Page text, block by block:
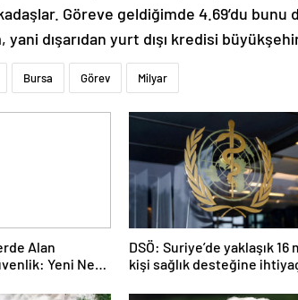
Göreve geldiğimde 4.69’du
yani dışarıdan yurt dışı kredisi
Bursa Görev Milyar
Alan
Yeni Nesil
DSÖ: Suriye’de yaklaşık 16
kişi sağlık desteğine